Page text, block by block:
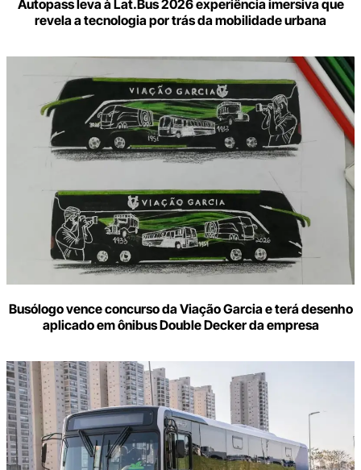
Autopass leva à Lat.Bus 2026 experiência imersiva que
revela a tecnologia por trás da mobilidade urbana
Busólogo vence concurso da Viação Garcia e terá desenho
aplicado em ônibus Double Decker da empresa